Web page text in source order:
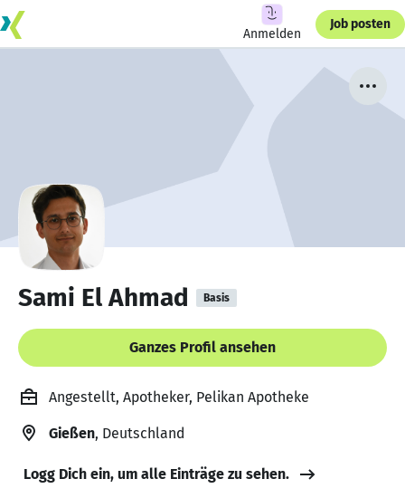
Anmelden
Job posten
Sami El Ahmad Basis
Ganzes Profil ansehen
Angestellt, Apotheker, Pelikan Apotheke
Gießen, Deutschland
Logg Dich ein, um alle Einträge zu sehen.